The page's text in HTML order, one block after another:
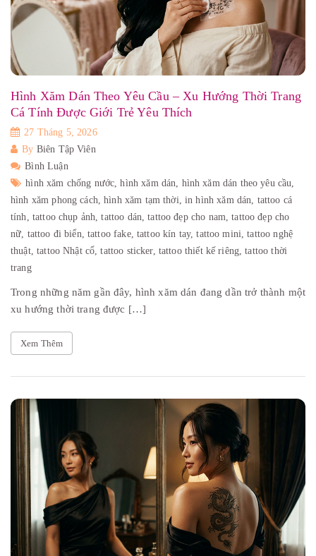
Hình Xăm Dán Theo Yêu Cầu – Xu Hướng Thời Trang
Cá Tính Được Giới Trẻ Yêu Thích
27 Tháng 5, 2026
By Biên Tập Viên
Bình Luận
hình xăm chống nước,hình xăm dán, hình xăm dán theo yêu cầu,
hình xăm phong cách,hình xăm tạm thời,in hình xăm dán, tattoo cá
tính, tattoo chụp ảnh,tattoo dán,tattoo đẹp cho nam,tattoo đẹp cho
nữ, tattoo đi biển,tattoo fake, tattoo kín tay,tattoo mini,tattoo nghệ
thuật,tattoo Nhật cổ,tattoo sticker, tattoo thiết kế riêng,tattoo thời
trang
Trong những năm gần đây, hình xăm dán đang dần trở thành một
xu hướng thời trang được […]
Xem Thêm